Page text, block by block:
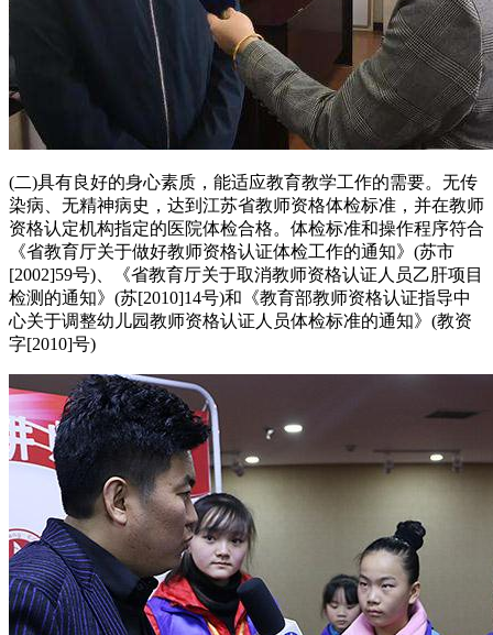
(二)具有良好的身心素质，能适应教育教学工作的需要。无传
染病、无精神病史，达到江苏省教师资格体检标准，并在教师
资格认定机构指定的医院体检合格。体检标准和操作程序符合
《省教育厅关于做好教师资格认证体检工作的通知》(苏市
[2002]59号)、《省教育厅关于取消教师资格认证人员乙肝项目
检测的通知》(苏[2010]14号)和《教育部教师资格认证指导中
心关于调整幼儿园教师资格认证人员体检标准的通知》(教资
字[2010]号)